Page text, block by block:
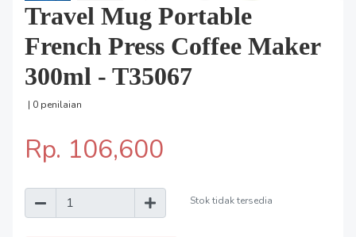
Travel Mug Portable
French Press Coffee Maker
300ml - T35067
| 0 penilaian
Rp. 106,600
Stok tidak tersedia